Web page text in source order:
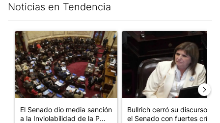
Noticias en Tendencia
Un artículo de tendencia con el título "El Senado dio media
El Senado dio media sanción
a la Inviolabilidad de la P...
Un artículo de tendencia
Bullrich cerró su discurso en
el Senado con fuertes crí...